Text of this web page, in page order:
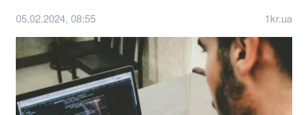
05.02.2024, 08:55 1kr.ua